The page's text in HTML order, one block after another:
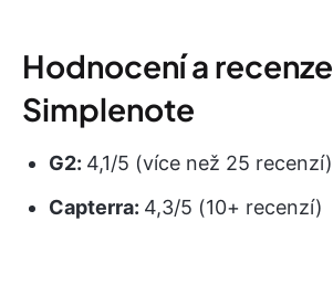
Hodnocení a recenze
Simplenote
G2: 4,1/5 (více než 25 recenzí)
Capterra: 4,3/5 (10+ recenzí)